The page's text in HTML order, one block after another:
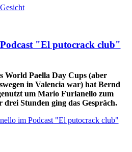
"El putocrack club"
World Paella Day Cups (aber
in Valencia war) hat Bernd
um Mario Furlanello zum
drei Stunden ging das Gespräch.
im Podcast "El putocrack club"